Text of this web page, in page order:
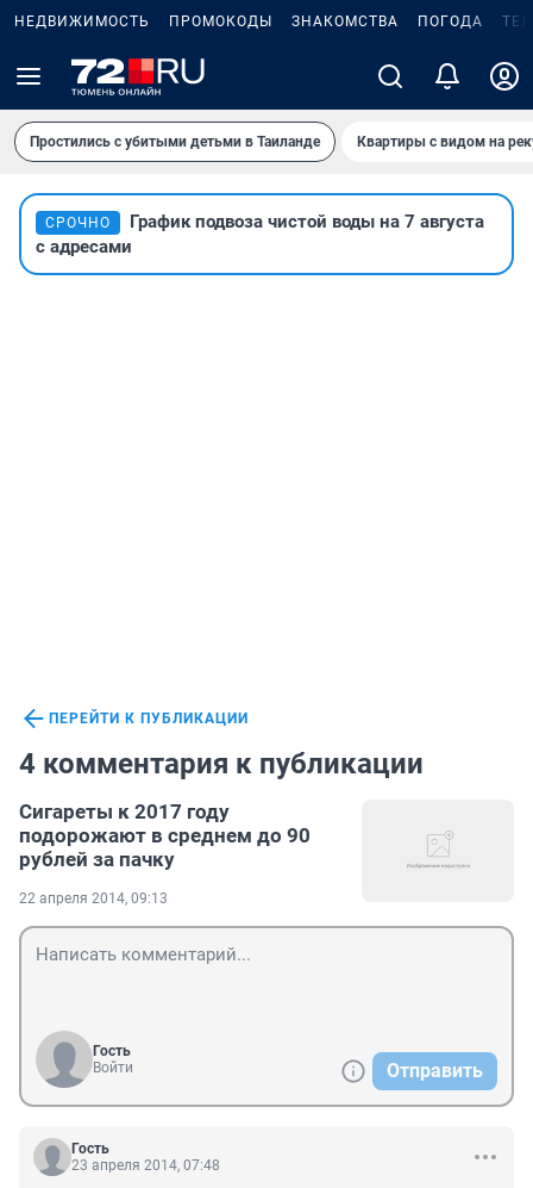
НЕДВИЖИМОСТЬ ПРОМОКОДЫ ЗНАКОМСТВА ПОГОДА
Простились с убитыми детьми в Таиланде Квартиры с видом на
СРОЧНО
График подвоза чистой воды на 7 августа
с адресами
ПЕРЕЙТИ К ПУБЛИКАЦИИ
4 комментария к публикации
Сигареты к 2017 году
подорожают в среднем до 90
рублей за пачку
22 апреля 2014, 09:13
Гость
Войти
Отправить
Гость
23 апреля 2014, 07:48